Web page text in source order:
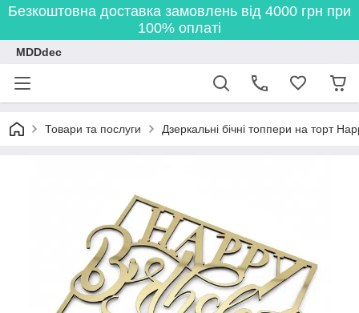
Безкоштовна доставка замовлень від 4000 грн при
100% оплаті
MDDdec
Товари та послуги Дзеркальні бічні топпери на торт